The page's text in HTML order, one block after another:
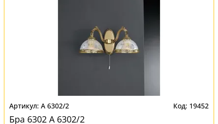
A 6302/2 19452
Бра 6302 A 6302/2